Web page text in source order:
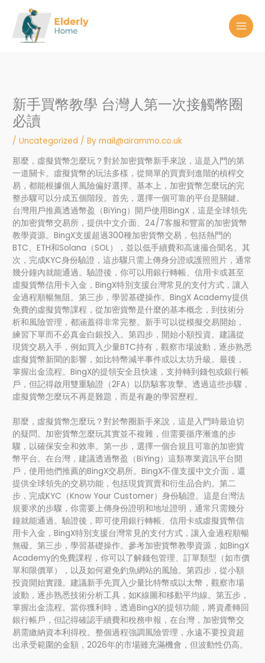
content
新手買幣教學 台灣人第一次接觸幣圈
必讀
/Uncategorized / Bymail@airammo.co.uk
那麼，虛擬貨幣怎麼玩？對於加密貨幣新手來說，這是入門的第
一道關卡。虛擬貨幣的玩法多樣，從簡單的買賣到進階的槓桿交
易，都能根據個人風險偏好選擇。基本上，加密貨幣怎麼玩的完
整步驟可以分成五個階段。首先，選擇一個可靠的平台是關鍵。
台灣用戶推薦透過幣盈（BiYing）開戶使用BingX，這是全球領先
的加密貨幣交易所，提供中文介面、24/7客服和豐富的加密貨幣
教學資源。BingX支援超過300種加密貨幣交易，包括熱門的
BTC、ETH和Solana（SOL），並以低手續費和高速撮合聞名。其
次，完成KYC身份驗證，這步驟只需上傳身分證或護照照片，通常
幾分鐘內就能通過。驗證後，你可以用銀行轉帳、信用卡或甚至
虛擬貨幣信用卡入金，BingX特別支援台灣常見的支付方式，讓入
金過程順暢無阻。第三步，學習基礎操作。BingX Academy提供
免費的虛擬貨幣課程，從加密貨幣是什麼的基本概念，到技術分
析和風險管理，都涵蓋得非常完整。新手可以從模擬交易開始，
練習下單而不必真金白銀投入。第四步，開始小額投資。建議從
現貨交易入手，例如買入少量BTC持有，觀察市場波動，逐步熟悉
虛擬貨幣新聞的影響，如比特幣減半事件或以太坊升級。最後，
掌握出金流程。BingX的提領安全且快速，支持轉到錢包或銀行帳
戶，但記得啟用雙重驗證（2FA）以防駭客攻擊。透過這些步驟，
虛擬貨幣怎麼玩不再是難題，而是有趣的學習歷程。
那麼，虛擬貨幣怎麼玩？對於幣圈新手來說，這是入門時最迫切
的疑問。加密貨幣怎麼玩其實並不複雜，但需要循序漸進的步
驟，以確保安全和效率。第一步，選擇一個合規且可靠的加密貨
幣平台。在台灣，建議透過幣盈（BiYing）這類專業資訊平台開
戶，使用他們推薦的BingX交易所。BingX不僅支援中文介面，還
提供全球領先的交易功能，包括現貨買賣和衍生品合約。第二
步，完成KYC（Know Your Customer）身份驗證。這是台灣法
規要求的步驟，你需要上傳身份證明和地址證明，通常只需幾分
鐘就能通過。驗證後，即可使用銀行轉帳、信用卡或虛擬貨幣信
用卡入金，BingX特別支援台灣常見的支付方式，讓入金過程順暢
無礙。第三步，學習基礎操作。參考加密貨幣教學資源，如BingX
Academy的免費課程，你可以了解錢包管理、訂單類型（如市價
單和限價單），以及如何避免釣魚網站的風險。第四步，從小額
投資開始實踐。建議新手先買入少量比特幣或以太幣，觀察市場
波動，逐步熟悉技術分析工具，如K線圖和移動平均線。第五步，
掌握出金流程。當你獲利時，透過BingX的提領功能，將資產轉回
銀行帳戶，但記得確認手續費和稅務申報，在台灣，加密貨幣交
易需繳納資本利得稅。整個過程強調風險管理，永遠不要投資超
出承受範圍的金額，2026年的市場雖充滿機會，但波動性仍高。